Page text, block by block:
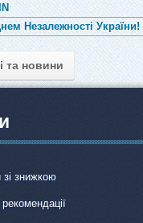
Незалежності України!
та новини
зі знижкою